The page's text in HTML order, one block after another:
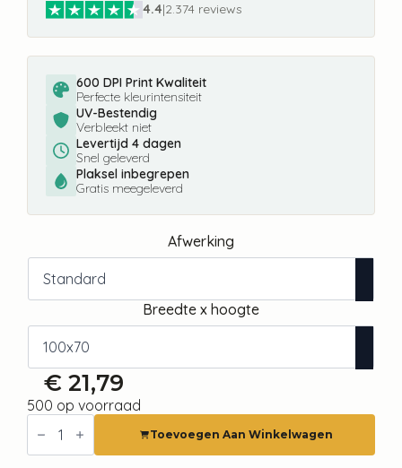
4.4|2.374 reviews
600 DPI Print Kwaliteit
Perfecte kleurintensiteit
UV-Bestendig
Verbleekt niet
Levertijd 4 dagen
Snel geleverd
Plaksel inbegrepen
Gratis meegeleverd
Afwerking
Breedte x hoogte
€ 21,79
500 op voorraad
Fotobehang
Loneliness
Toevoegen Aan Winkelwagen